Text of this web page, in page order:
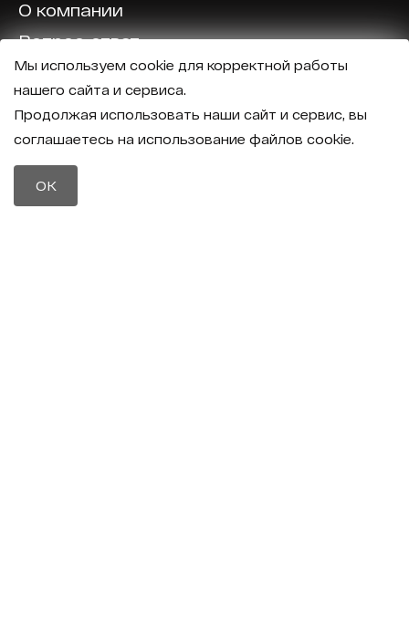
О компании
Вопрос-ответ
Отзывы
Политика конфиденциальности
8 (800) 600-40-37
Мы используем cookie для корректной работы
нашего сайта и сервиса.
Продолжая использовать наши сайт и сервис, вы
соглашаетесь на использование файлов cookie.
OK